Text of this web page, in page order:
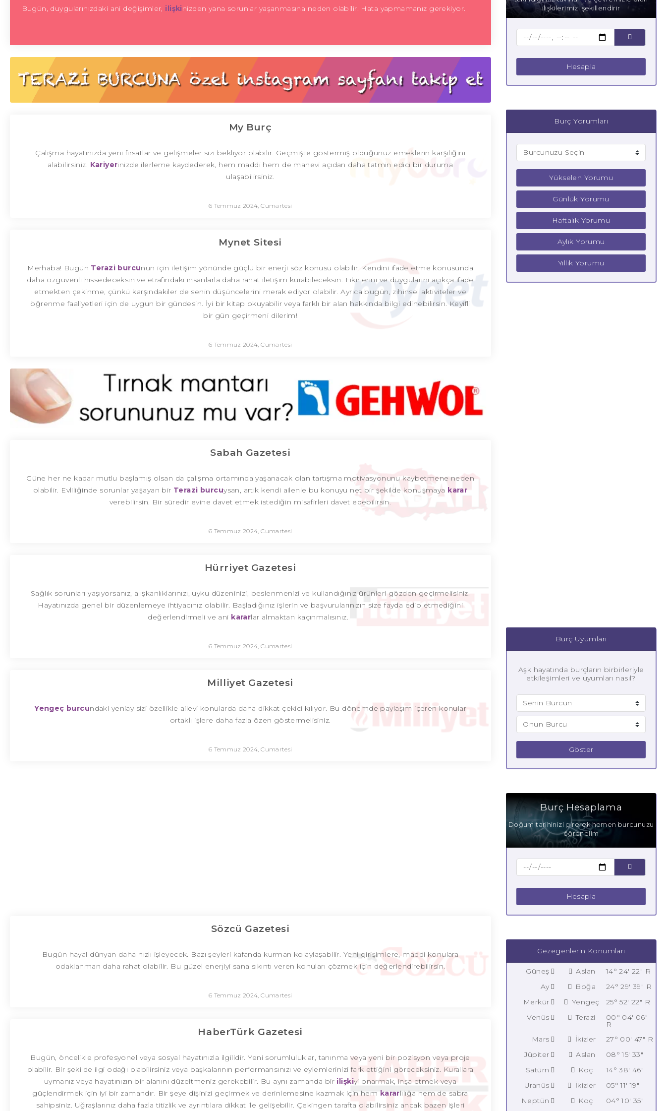
Bugün, duygularınızdaki ani değişimler, ilişkinizden yana sorunlar yaşanmasına neden olabilir. Hata yapmamanız gerekiyor.
My Burç
Çalışma hayatınızda yeni fırsatlar ve gelişmeler sizi bekliyor olabilir. Geçmişte göstermiş olduğunuz emeklerin karşılığını
alabilirsiniz. Kariyerinizde ilerleme kaydederek, hem maddi hem de manevi açıdan daha tatmin edici bir duruma
ulaşabilirsiniz.
6 Temmuz 2024, Cumartesi
Mynet Sitesi
Merhaba! Bugün Terazi burcunun için iletişim yönünde güçlü bir enerji söz konusu olabilir. Kendini ifade etme konusunda
daha özgüvenli hissedeceksin ve etrafındaki insanlarla daha rahat iletişim kurabileceksin. Fikirlerini ve duygularını açıkça ifade
etmekten çekinme, çünkü karşındakiler de senin düşüncelerini merak ediyor olabilir. Ayrıca bugün, zihinsel aktiviteler ve
öğrenme faaliyetleri için de uygun bir gündesin. İyi bir kitap okuyabilir veya farklı bir alan hakkında bilgi edinebilirsin. Keyifli
bir gün geçirmeni dilerim!
6 Temmuz 2024, Cumartesi
Sabah Gazetesi
Güne her ne kadar mutlu başlamış olsan da çalışma ortamında yaşanacak olan tartışma motivasyonunu kaybetmene neden
olabilir. Evliliğinde sorunlar yaşayan bir Terazi burcuysan, artık kendi ailenle bu konuyu net bir şekilde konuşmaya karar
verebilirsin. Bir süredir evine davet etmek istediğin misafirleri davet edebilirsin.
6 Temmuz 2024, Cumartesi
Hürriyet Gazetesi
Sağlık sorunları yaşıyorsanız, alışkanlıklarınızı, uyku düzeninizi, beslenmenizi ve kullandığınız ürünleri gözden geçirmelisiniz.
Hayatınızda genel bir düzenlemeye ihtiyacınız olabilir. Başladığınız işlerin ve başvurularınızın size fayda edip etmediğini
değerlendirmeli ve ani kararlar almaktan kaçınmalısınız.
6 Temmuz 2024, Cumartesi
Milliyet Gazetesi
Yengeç burcundaki yeniay sizi özellikle ailevi konularda daha dikkat çekici kılıyor. Bu dönemde paylaşım içeren konular
ortaklı işlere daha fazla özen göstermelisiniz.
6 Temmuz 2024, Cumartesi
Sözcü Gazetesi
Bugün hayal dünyan daha hızlı işleyecek. Bazı şeyleri kafanda kurman kolaylaşabilir. Yeni girişimlere, maddi konulara
odaklanman daha rahat olabilir. Bu güzel enerjiyi sana sıkıntı veren konuları çözmek için değerlendirebilirsin.
6 Temmuz 2024, Cumartesi
HaberTürk Gazetesi
Bugün, öncelikle profesyonel veya sosyal hayatınızla ilgilidir. Yeni sorumluluklar, tanınma veya yeni bir pozisyon veya proje
olabilir. Bir şekilde ilgi odağı olabilirsiniz veya başkalarının performansınızı ve eylemlerinizi fark ettiğini göreceksiniz. Kurallara
uymanız veya hayatınızın bir alanını düzeltmeniz gerekebilir. Bu aynı zamanda bir ilişkiyi onarmak, inşa etmek veya
güçlendirmek için iyi bir zamandır. Bir şeye dişinizi geçirmek ve derinlemesine kazmak için hem kararlılığa hem de sabra
sahipsiniz. Uğraşlarınız daha fazla titizlik ve ayrıntılara dikkat ile gelişebilir. Çekingen tarafta olabilirsiniz ancak bazen işleri
ilişkilerimizi şekillendirir
Hesapla
Burç Yorumları
Yükselen Yorumu
Günlük Yorumu
Haftalık Yorumu
Aylık Yorumu
Yıllık Yorumu
Burç Uyumları
Aşk hayatında burçların birbirleriyle
etkileşimleri ve uyumları nasıl?
Göster
Burç Hesaplama
Doğum tarihinizi girerek hemen burcunuzu
öğrenelim
Hesapla
Gezegenlerin Konumları
Güneş Aslan
14° 24' 22" R
Ay
Boğa
24° 29' 39" R
Merkür
Yengeç
25° 52' 22" R
Venüs
Terazi 00° 04' 06"
R
Mars
İkizler
27° 00' 47" R
Jüpiter
Aslan
08° 15' 33"
Satürn
Koç
14° 38' 46"
Uranüs
İkizler
05° 11' 19"
Neptün
Koç 04° 10' 35"